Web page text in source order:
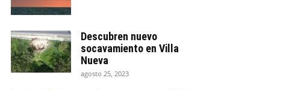
Descubren nuevo
socavamiento en Villa
Nueva
agosto 25, 2023